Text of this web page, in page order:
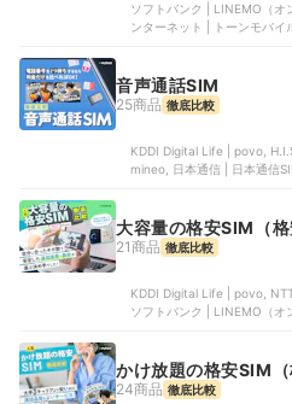
ソフトバンク | LINEMO（オ
ンターネット | トーンモバ
音声通話SIM
25商品 徹底比較
KDDI Digital Life | povo,
mineo, 日本通信 | 日本通信
大容量の格安SIM（格
21商品 徹底比較
KDDI Digital Life | povo,
ソフトバンク | LINEMO（
かけ放題の格安SIM（
24商品 徹底比較